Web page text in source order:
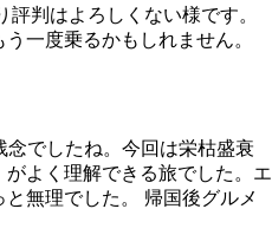
判はよろしくない様です。
一度乗るかもしれません。
でしたね。今回は栄枯盛衰
よく理解できる旅でした。エ
無理でした。 帰国後グルメ